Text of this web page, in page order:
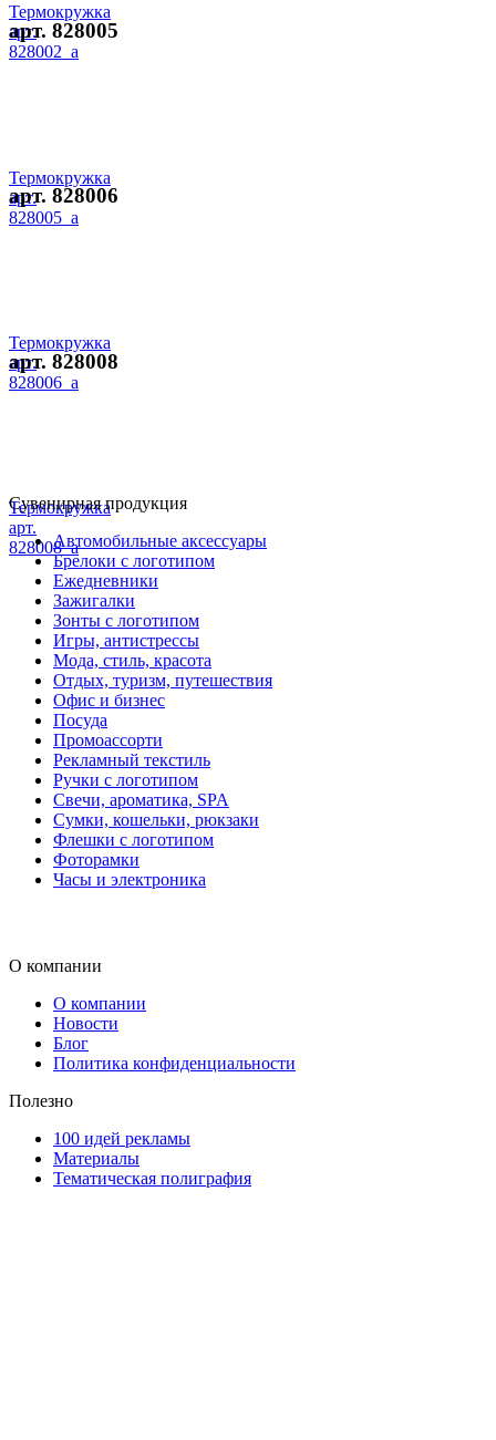
Термокружка
арт.
828002_a
арт. 828005
Термокружка
арт.
828005_a
арт. 828006
Термокружка
арт.
828006_a
арт. 828008
Термокружка
арт.
828008_a
Сувенирная продукция
Автомобильные аксессуары
Брелоки с логотипом
Ежедневники
Зажигалки
Зонты с логотипом
Игры, антистрессы
Мода, стиль, красота
Отдых, туризм, путешествия
Офис и бизнес
Посуда
Промоассорти
Рекламный текстиль
Ручки с логотипом
Свечи, ароматика, SPA
Сумки, кошельки, рюкзаки
Флешки с логотипом
Фоторамки
Часы и электроника
О компании
О компании
Новости
Блог
Политика конфиденциальности
Полезно
100 идей рекламы
Материалы
Тематическая полиграфия